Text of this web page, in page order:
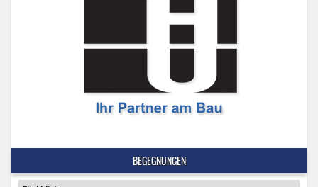
BEGEGNUNGEN